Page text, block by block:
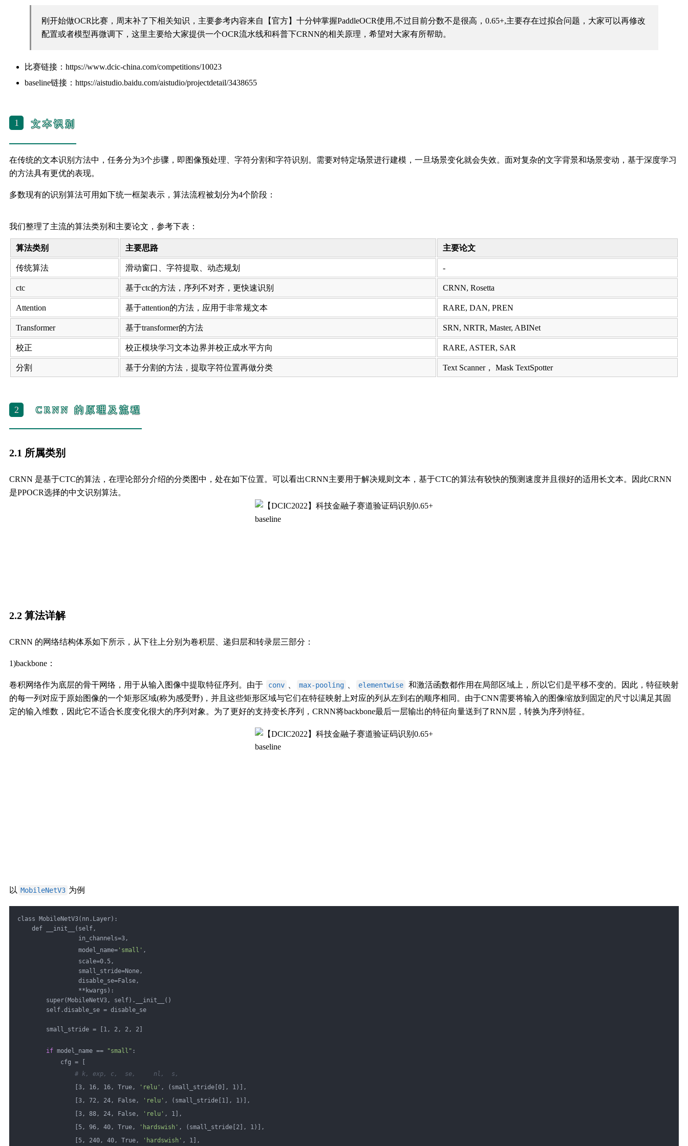
刚开始做OCR比赛，周末补了下相关知识，主要参考内容来自
【官方】十分钟掌握PaddleOCR使用,不过目前分数不是很高，0.65+,主要存在过拟合问题，大家可以再修改
配置或者模型再微调下，这里主要给大家提供一个OCR流水线和科普下CRNN的相关原理，希望对大家有所帮助。
比赛链接：https://www.dcic-china.com/competitions/10023
baseline链接：https://aistudio.baidu.com/aistudio/projectdetail/3438655
1 文本识别
在传统的文本识别方法中，任务分为3个步骤，即图像预处理、字符分割和字符识别。需要对特定场景进行建模，一旦场景变化就会失效。面对复杂的文字背景和场景变动，基于深度学习
的方法具有更优的表现。
多数现有的识别算法可用如下统一框架表示，算法流程被划分为4个阶段：
我们整理了主流的算法类别和主要论文，参考下表：
算法类别 主要思路 主要论文
传统算法 滑动窗口、字符提取、动态规划 -
ctc 基于ctc的方法，序列不对齐，更快速识别 CRNN, Rosetta
Attention 基于attention的方法，应用于非常规文本 RARE, DAN, PREN
Transformer 基于transformer的方法 SRN, NRTR, Master, ABINet
校正 校正模块学习文本边界并校正成水平方向 RARE, ASTER, SAR
分割 基于分割的方法，提取字符位置再做分类 Text Scanner， Mask TextSpotter
2 CRNN 的原理及流程
2.1 所属类别
CRNN 是基于CTC的算法，在理论部分介绍的分类图中，处在如下位置。可以看出CRNN主要用于解决规则文本，基于CTC的算法有较快的预测速度并且很好的适用长文本。因此CRNN
是PPOCR选择的中文识别算法。
2.2 算法详解
CRNN 的网络结构体系如下所示，从下往上分别为卷积层、递归层和转录层三部分：
1)backbone：
卷积网络作为底层的骨干网络，用于从输入图像中提取特征序列。由于 conv max-pooling elementwise
和激活函数都作用在局部区域上，所以它们是平移不变的。因此，特征映射
的每一列对应于原始图像的一个矩形区域(称为感受野)，并且这些矩形区域与它们在特征映射上对应的列从左到右的顺序相同。由于CNN需要将输入的图像缩放到固定的尺寸以满足其固
定的输入维数，因此它不适合长度变化很大的序列对象。为了更好的支持变长序列，CRNN将backbone最后一层输出的特征向量送到了RNN层，转换为序列特征。
以 MobileNetV3 为例
class MobileNetV3(nn.Layer):
def __init__(self,
in_channels=3,
model_name= 'small' ,
scale=0.5,
small_stride=None,
disable_se=False,
**kwargs):
super(MobileNetV3, self).__init__()
self.disable_se = disable_se
small_stride = [1, 2, 2, 2]
if model_name == "small" :
cfg = [
# k, exp, c,  se,     nl,  s,
[3, 16, 16, True,
'relu' , (small_stride[0], 1)],
[3, 72, 24, False,
'relu' , (small_stride[1], 1)],
[3, 88, 24, False,
'relu' , 1],
[5, 96, 40, True,
'hardswish' , (small_stride[2], 1)],
[5, 240, 40, True,
'hardswish' , 1],